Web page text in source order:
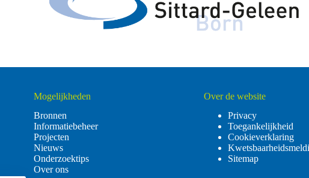
Mogelijkheden
Bronnen
Informatiebeheer
Projecten
Nieuws
Onderzoektips
Over ons
Over de website
Privacy
Toegankelijkheid
Cookieverklaring
Sitemap